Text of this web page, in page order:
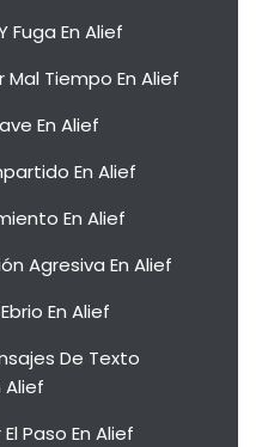
En Alief
Tiempo En Alief
En Alief
En Alief
En Alief
Agresiva En Alief
En Alief
De Texto
Alief
Paso En Alief